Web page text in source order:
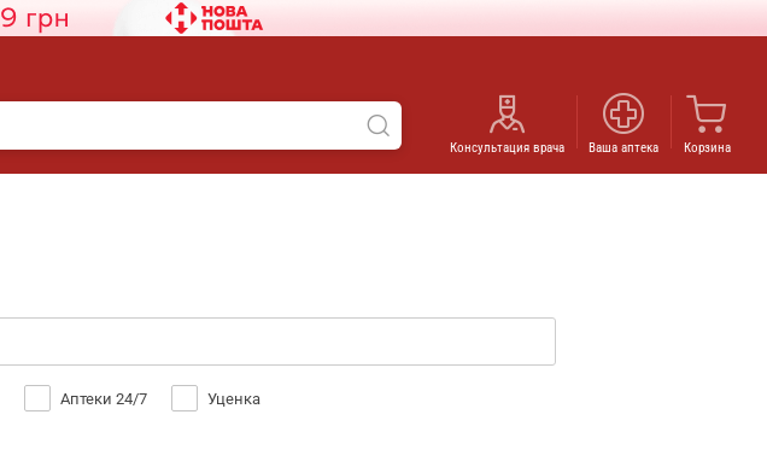
Консультация врача Ваша аптека Корзина
Аптеки 24/7 Уценка